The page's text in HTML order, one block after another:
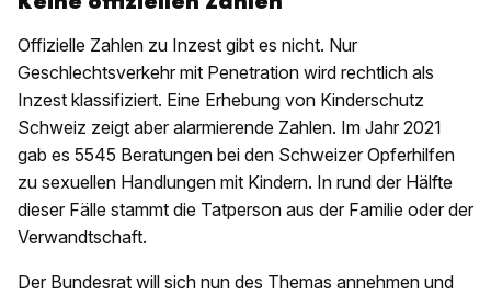
Offizielle Zahlen zu Inzest gibt es nicht. Nur
Geschlechtsverkehr mit Penetration wird rechtlich als
Inzest klassifiziert. Eine Erhebung von Kinderschutz
Schweiz zeigt aber alarmierende Zahlen. Im Jahr 2021
gab es 5545 Beratungen bei den Schweizer Opferhilfen
zu sexuellen Handlungen mit Kindern. In rund der Hälfte
dieser Fälle stammt die Tatperson aus der Familie oder der
Verwandtschaft.
Der Bundesrat will sich nun des Themas annehmen und